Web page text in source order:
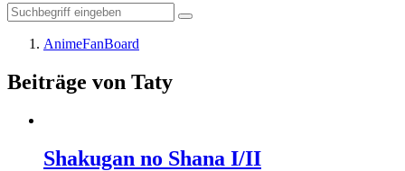
AnimeFanBoard
Beiträge von Taty
Shakugan no Shana I/II